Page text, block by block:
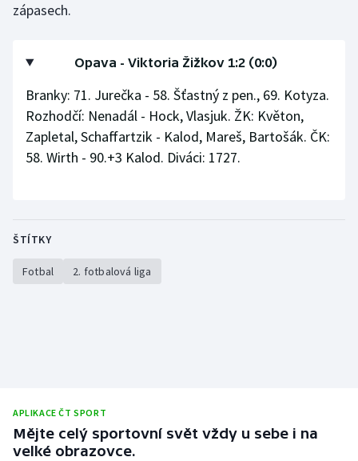
zápasech.
Opava - Viktoria Žižkov 1:2 (0:0)
Branky: 71. Jurečka - 58. Šťastný z pen., 69. Kotyza.
Rozhodčí: Nenadál - Hock, Vlasjuk. ŽK: Květon,
Zapletal, Schaffartzik - Kalod, Mareš, Bartošák. ČK:
58. Wirth - 90.+3 Kalod. Diváci: 1727.
ŠTÍTKY
Fotbal 2. fotbalová liga
APLIKACE ČT SPORT
Mějte celý sportovní svět vždy u sebe i na
velké obrazovce.